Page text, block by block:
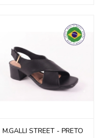
M.GALLI STREET - PRETO